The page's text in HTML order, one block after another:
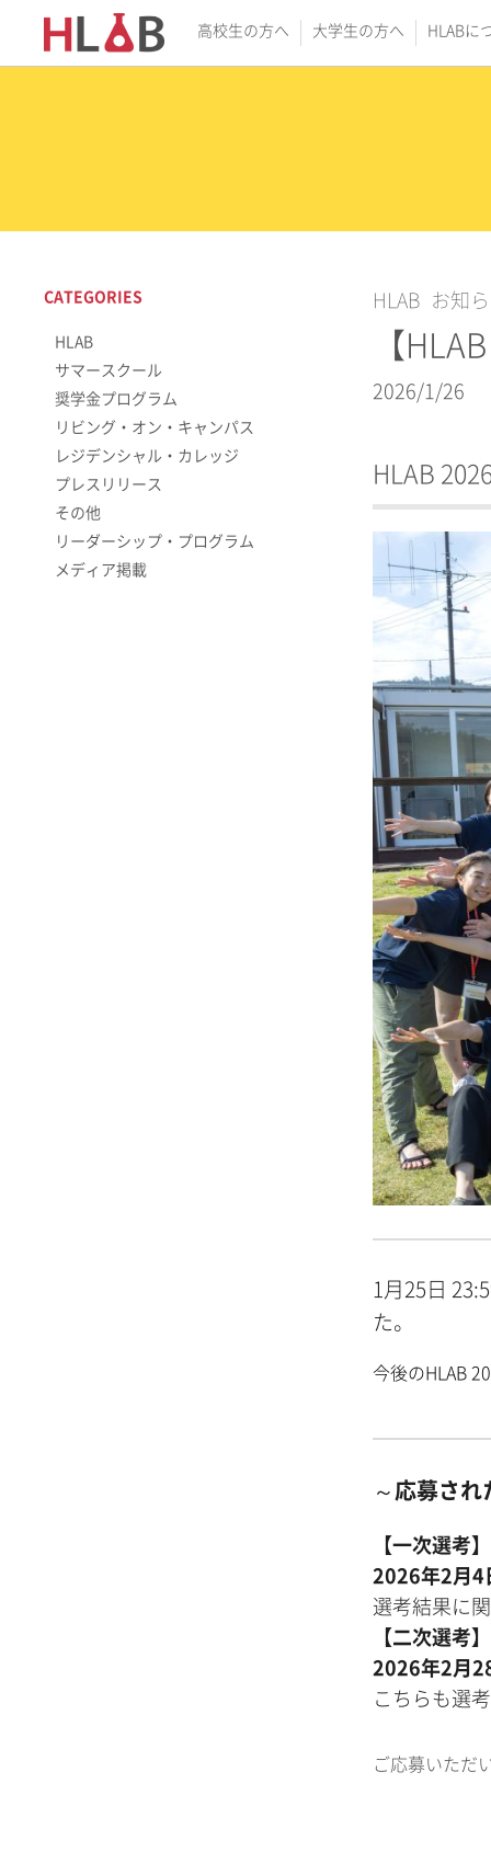
高校生の方へ 大学生の方へ HLABに
HLAB お知
【
2026/1/26
HLAB
1月25日
た。
今後のHLAB
～ 応募され
【一次選考】
2026年2月4
選考結果に
【二次選考】
2026年2月
こちらも選
ご応募いただ
CATEGORIES
HLAB
サマースクール
奨学金プログラム
リビング・オン・キャンパス
レジデンシャル・カレッジ
プレスリリース
その他
リーダーシップ・プログラム
メディア掲載